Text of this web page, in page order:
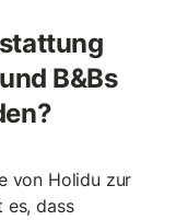
B&Bs
von Holidu zur
es, dass